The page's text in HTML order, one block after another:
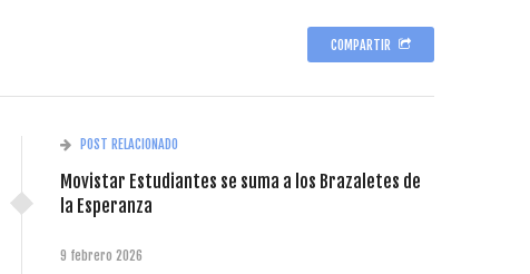
COMPARTIR
POST RELACIONADO
Movistar Estudiantes se suma a los Brazaletes de
la Esperanza
9 febrero 2026